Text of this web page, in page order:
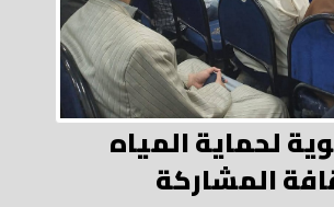
لحماية المياه
المشاركة